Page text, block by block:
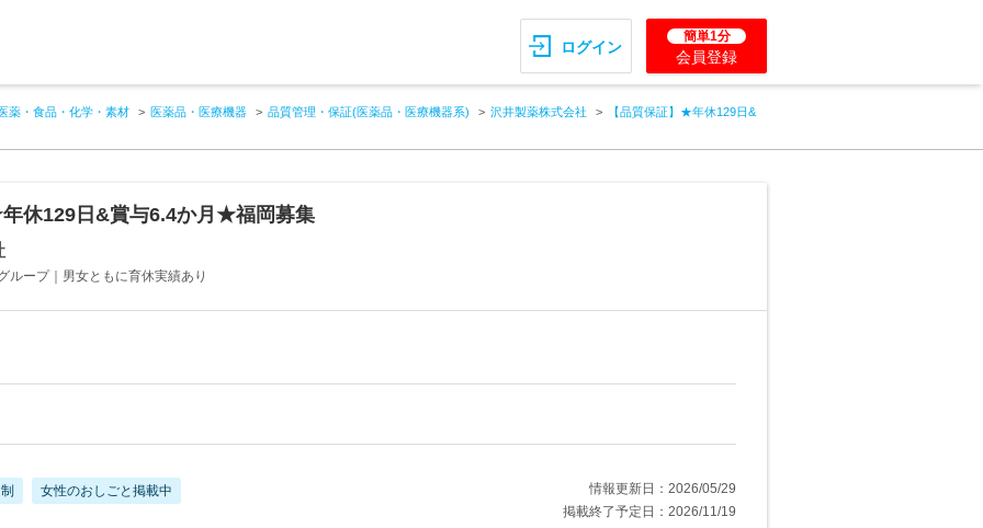
ログイン
簡単1分
会員登録
薬・食品・化学・素材 医薬品・医療機器 品質管理・保証(医薬品・医療機器系) 沢井製薬株式会社 【品質保証】★年休129日&
休129日&賞与6.4か月★福岡募集
ループ｜男女ともに育休実績あり
女性のおしごと掲載中
情報更新日：2026/05/29
掲載終了予定日：2026/11/19